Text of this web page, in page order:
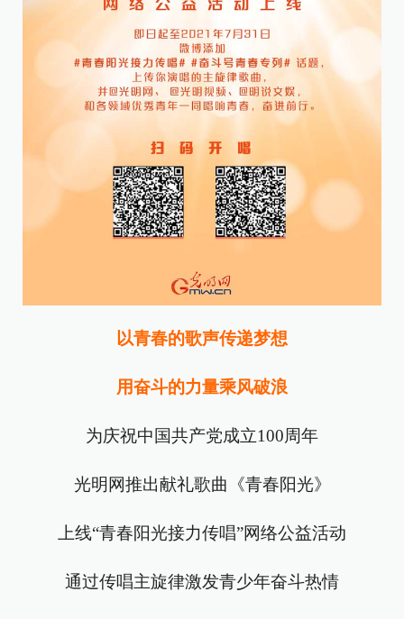
以青春的歌声传递梦想
用奋斗的力量乘风破浪
为庆祝中国共产党成立100周年
光明网推出献礼歌曲《青春阳光》
上线“青春阳光接力传唱”网络公益活动
通过传唱主旋律激发青少年奋斗热情